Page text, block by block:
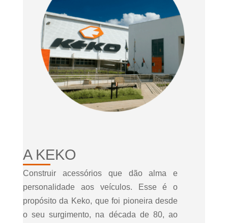
A KEKO
Construir acessórios que dão alma e
personalidade aos veículos. Esse é o
propósito da Keko, que foi pioneira desde
o seu surgimento, na década de 80, ao